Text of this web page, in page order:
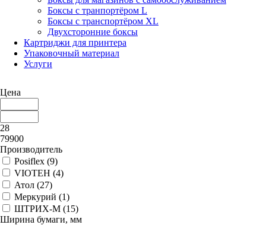
Боксы с транпортёром L
Боксы с транспортёром XL
Двухсторонние боксы
Картриджи для принтера
Упаковочный материал
Услуги
Цена
28
79900
Производитель
Posiflex (9)
VIOTEH (4)
Атол (27)
Меркурий (1)
ШТРИХ-М (15)
Ширина бумаги, мм